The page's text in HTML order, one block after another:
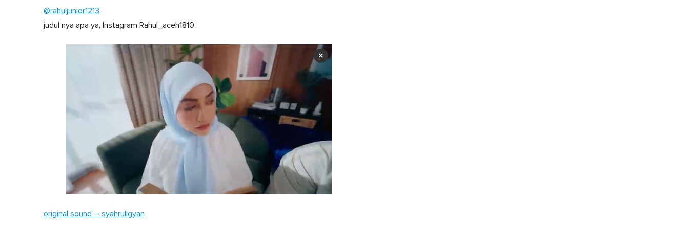
@rahuljunior1213
judul nya apa ya, Instagram Rahul_aceh1810
×
1
original sound – syahrullgyan